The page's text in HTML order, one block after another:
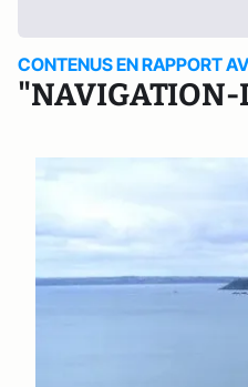
CONTENUS EN RAPPORT
"NAVIGATION-